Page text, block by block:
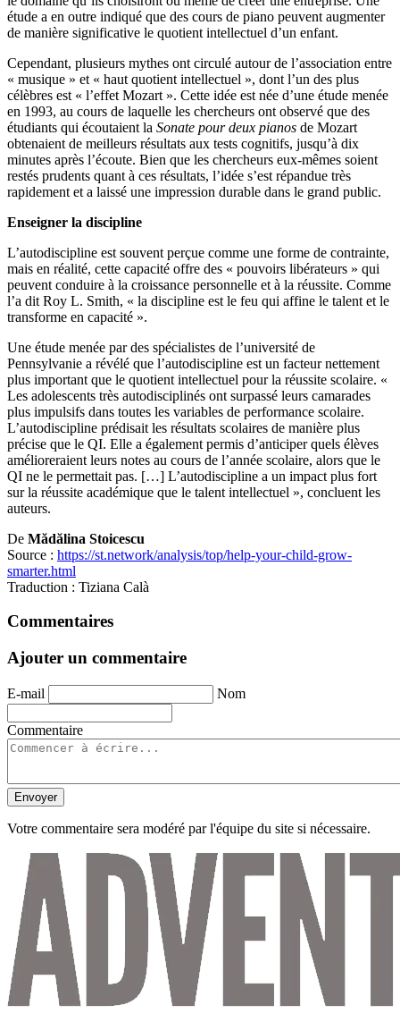
étude a en outre indiqué que des cours de piano peuvent augmenter
de manière significative le quotient intellectuel d’un enfant.
Cependant, plusieurs mythes ont circulé autour de l’association entre
« musique » et « haut quotient intellectuel », dont l’un des plus
célèbres est « l’effet Mozart ». Cette idée est née d’une étude menée
en 1993, au cours de laquelle les chercheurs ont observé que des
étudiants qui écoutaient la Sonate pour deux pianos de Mozart
obtenaient de meilleurs résultats aux tests cognitifs, jusqu’à dix
minutes après l’écoute. Bien que les chercheurs eux-mêmes soient
restés prudents quant à ces résultats, l’idée s’est répandue très
rapidement et a laissé une impression durable dans le grand public.
Enseigner la discipline
L’autodiscipline est souvent perçue comme une forme de contrainte,
mais en réalité, cette capacité offre des « pouvoirs libérateurs » qui
peuvent conduire à la croissance personnelle et à la réussite. Comme
l’a dit Roy L. Smith, « la discipline est le feu qui affine le talent et le
transforme en capacité ».
Une étude menée par des spécialistes de l’université de
Pennsylvanie a révélé que l’autodiscipline est un facteur nettement
plus important que le quotient intellectuel pour la réussite scolaire. «
Les adolescents très autodisciplinés ont surpassé leurs camarades
plus impulsifs dans toutes les variables de performance scolaire.
L’autodiscipline prédisait les résultats scolaires de manière plus
précise que le QI. Elle a également permis d’anticiper quels élèves
amélioreraient leurs notes au cours de l’année scolaire, alors que le
QI ne le permettait pas. […] L’autodiscipline a un impact plus fort
sur la réussite académique que le talent intellectuel », concluent les
auteurs.
De Mădălina Stoicescu
Source : https://st.network/analysis/top/help-your-child-grow-
smarter.html
Traduction : Tiziana Calà
Commentaires
Ajouter un commentaire
E-mail Nom
Commentaire
Envoyer
Votre commentaire sera modéré par l'équipe du site si nécessaire.